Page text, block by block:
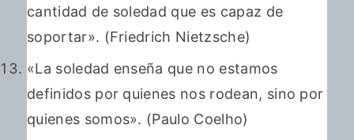
cantidad de soledad que es capaz de
soportar». (Friedrich Nietzsche)
«La soledad enseña que no estamos
definidos por quienes nos rodean, sino por
quienes somos». (Paulo Coelho)